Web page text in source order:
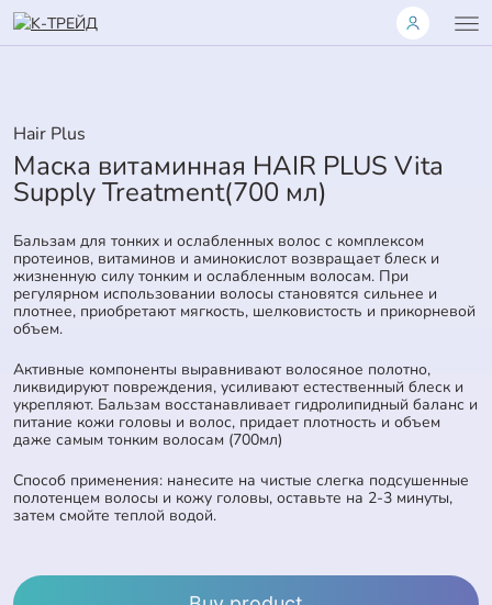
Hair Plus
Маска витаминная HAIR PLUS Vita
Supply Treatment(700 мл)
Бальзам для тонких и ослабленных волос с комплексом
протеинов, витаминов и аминокислот возвращает блеск и
жизненную силу тонким и ослабленным волосам. При
регулярном использовании волосы становятся сильнее и
плотнее, приобретают мягкость, шелковистость и прикорневой
объем.
Активные компоненты выравнивают волосяное полотно,
ликвидируют повреждения, усиливают естественный блеск и
укрепляют. Бальзам восстанавливает гидролипидный баланс и
питание кожи головы и волос, придает плотность и объем
даже самым тонким волосам (700мл)
Способ применения: нанесите на чистые слегка подсушенные
полотенцем волосы и кожу головы, оставьте на 2-3 минуты,
затем смойте теплой водой.